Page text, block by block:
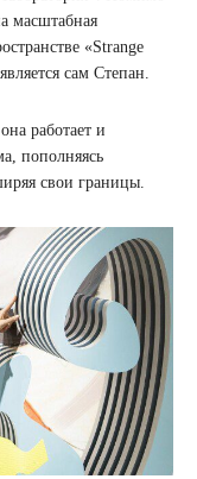
масштабная
«Strange
сам Степан.
работает и
пополняясь
свои границы.